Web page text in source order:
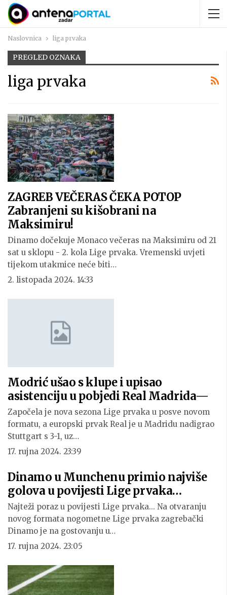
Naslovnica liga prvaka
PREGLED OZNAKA
liga prvaka
ZAGREB VEČERAS ČEKA POTOP
Zabranjeni su kišobrani na
Maksimiru!
Dinamo dočekuje Monaco večeras na Maksimiru od 21
sat u sklopu - 2. kola Lige prvaka. Vremenski uvjeti
tijekom utakmice neće biti…
2. listopada 2024. 14:33
Modrić ušao s klupe i upisao
asistenciju u pobjedi Real Madrida—
Započela je nova sezona Lige prvaka u posve novom
formatu, a europski prvak Real je u Madridu nadigrao
Stuttgart s 3-1, uz…
17. rujna 2024. 23:39
Dinamo u Munchenu primio najviše
golova u povijesti Lige prvaka…
Najteži poraz u povijesti Lige prvaka... Na otvaranju
novog formata nogometne Lige prvaka zagrebački
Dinamo je na gostovanju u…
17. rujna 2024. 23:05